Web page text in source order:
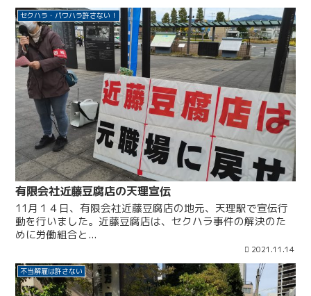
セクハラ・パワハラ許さない！
有限会社近藤豆腐店の天理宣伝
11月１４日、有限会社近藤豆腐店の地元、天理駅で宣伝行
動を行いました。近藤豆腐店は、セクハラ事件の解決のた
めに労働組合と...
2021.11.14
不当解雇は許さない